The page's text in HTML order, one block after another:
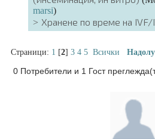
marsi)
Хранене по време на IVF/
Страници: 1 [2] 3 4 5 Всички Надолу
0 Потребители и 1 Гост